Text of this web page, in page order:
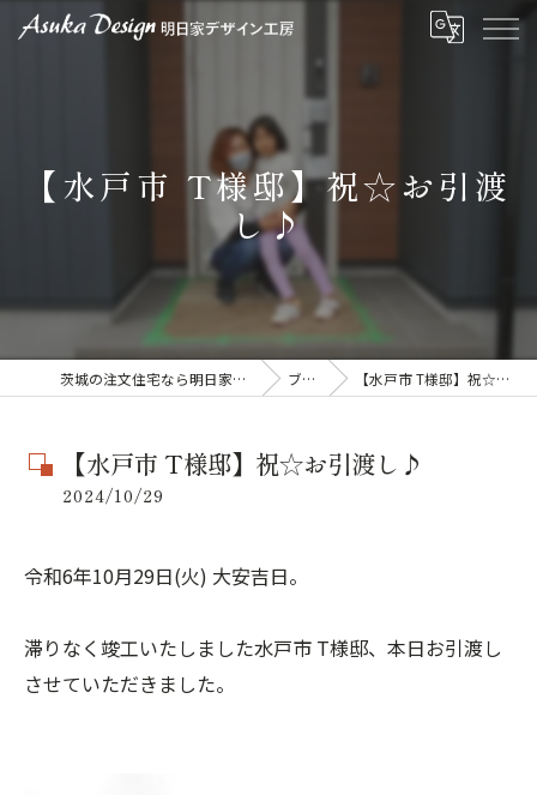
【水戸市 T様邸】祝☆お引渡
し♪
茨城の注文住宅なら明日家デザイン工房 ブログ 【水戸市 T様邸】祝☆お引渡し♪
【水戸市 T様邸】祝☆お引渡し♪
2024/10/29
令和6年10月29日(火) 大安吉日。
滞りなく竣工いたしました水戸市 T様邸、本日お引渡し
させていただきました。